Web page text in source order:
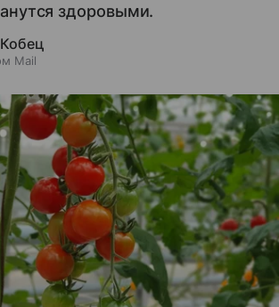
здоровыми.
Mail